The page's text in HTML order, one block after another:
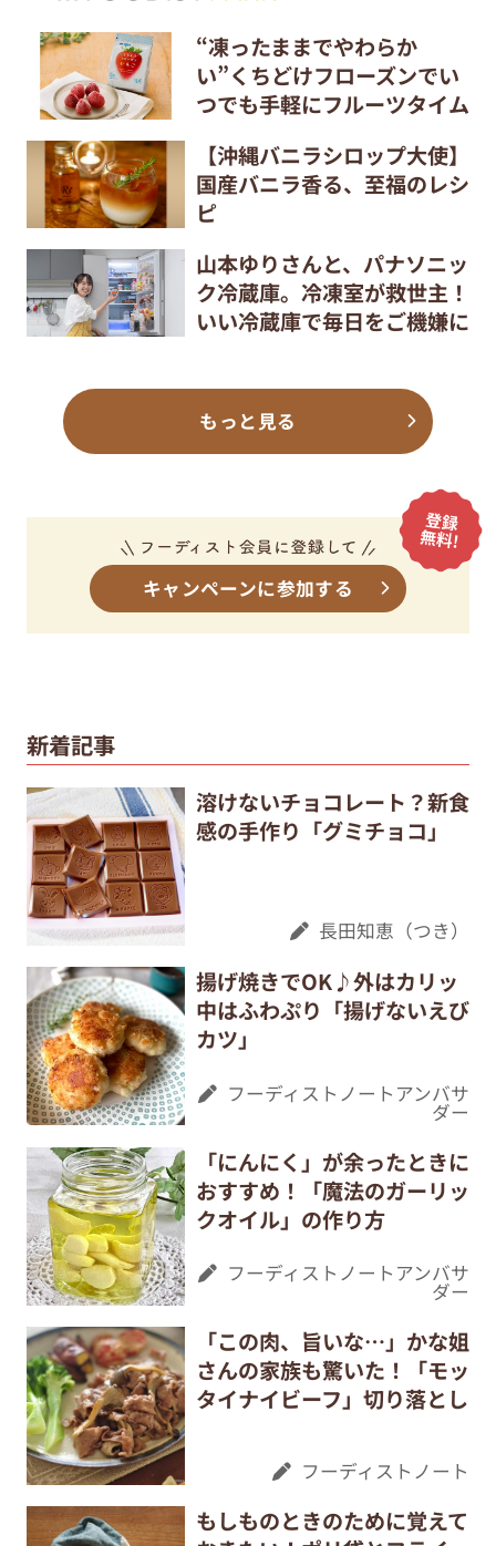
“凍ったままでやわらか
い”くちどけフローズンでい
つでも手軽にフルーツタイム
【沖縄バニラシロップ大使】
国産バニラ香る、至福のレシ
ピ
山本ゆりさんと、パナソニッ
ク冷蔵庫。冷凍室が救世主！
いい冷蔵庫で毎日をご機嫌に
もっと見る
キャンペーンに参加する
新着記事
溶けないチョコレート？新食
感の手作り「グミチョコ」
長田知恵（つき）
揚げ焼きでOK♪外はカリッ
中はふわぷり「揚げないえび
カツ」
フーディストノートアンバサ
ダー
「にんにく」が余ったときに
おすすめ！「魔法のガーリッ
クオイル」の作り方
フーディストノートアンバサ
ダー
「この肉、旨いな…」かな姐
さんの家族も驚いた！「モッ
タイナイビーフ」切り落とし
フーディストノート
もしものときのために覚えて